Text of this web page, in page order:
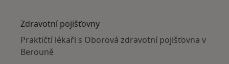
Zdravotní pojišťovny
Praktičtí lékaři s Oborová zdravotní pojišťovna v
Berouně